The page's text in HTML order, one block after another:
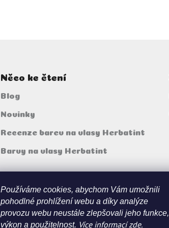
Používáme cookies, abychom Vám umožnili
pohodlné prohlížení webu a díky analýze
provozu webu neustále zlepšovali jeho funkce,
výkon a použitelnost. Více informacízde.
Něco ke čtení
Blog
Novinky
Recenze barev na vlasy Herbatint
Barvy na vlasy Herbatint